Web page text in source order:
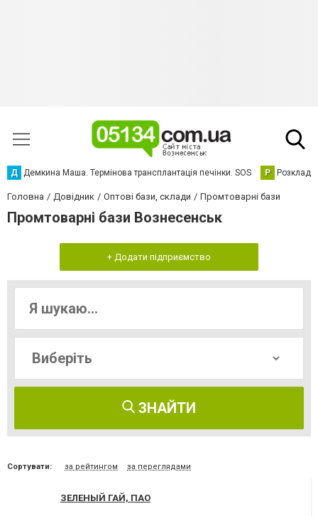
Д Демкина Маша. Термінова трансплантація печінки. SOS Р Розклад
Головна Довідник Оптові бази, склади Промтоварні бази
Промтоварні бази Вознесенськ
+ Додати підприємство
ЗНАЙТИ
Сортувати: за рейтингом за переглядами
ЗЕЛЕНЫЙ ГАЙ, ПАО